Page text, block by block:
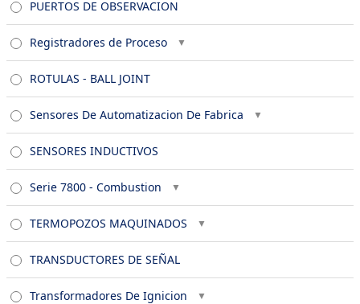
PUERTOS DE OBSERVACION
Registradores de Proceso
ROTULAS - BALL JOINT
Sensores De Automatizacion De Fabrica
SENSORES INDUCTIVOS
Serie 7800 - Combustion
TERMOPOZOS MAQUINADOS
TRANSDUCTORES DE SEÑAL
Transformadores De Ignicion